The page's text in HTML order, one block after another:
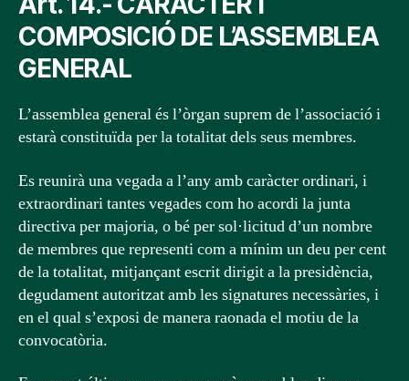
COMPOSICIÓ DE L’ASSEMBLEA
GENERAL
L’assemblea general és l’òrgan suprem de l’associació i
estarà constituïda per la totalitat dels seus membres.
Es reunirà una vegada a l’any amb caràcter ordinari, i
extraordinari tantes vegades com ho acordi la junta
directiva per majoria, o bé per sol·licitud d’un nombre
de membres que representi com a mínim un deu per cent
de la totalitat, mitjançant escrit dirigit a la presidència,
degudament autoritzat amb les signatures necessàries, i
en el qual s’exposi de manera raonada el motiu de la
convocatòria.